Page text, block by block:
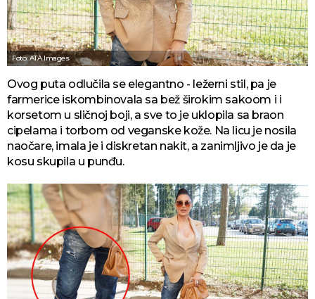
Foto: ATA Images
Ovog puta odlučila se elegantno - ležerni stil, pa je
farmerice iskombinovala sa bež širokim sakoom i i
korsetom u sličnoj boji, a sve to je uklopila sa braon
cipelama i torbom od veganske kože. Na licu je nosila
naočare, imala je i diskretan nakit, a zanimljivo je da je
kosu skupila u punđu.